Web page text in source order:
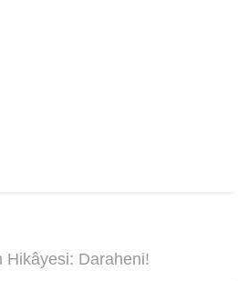
Hikâyesi: Daraheni!